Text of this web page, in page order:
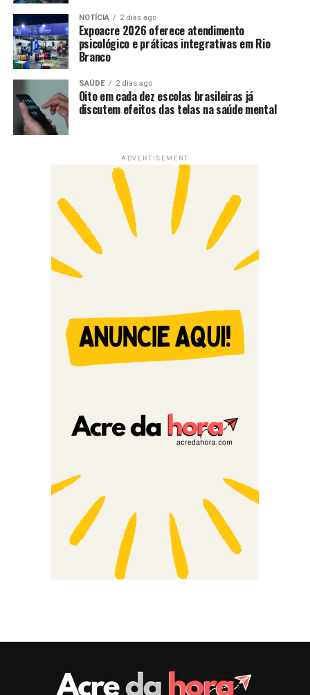
NOTÍCIA 2 dias ago
Expoacre 2026 oferece atendimento
psicológico e práticas integrativas em Rio
Branco
SAÚDE 2 dias ago
Oito em cada dez escolas brasileiras já
discutem efeitos das telas na saúde mental
ADVERTISEMENT